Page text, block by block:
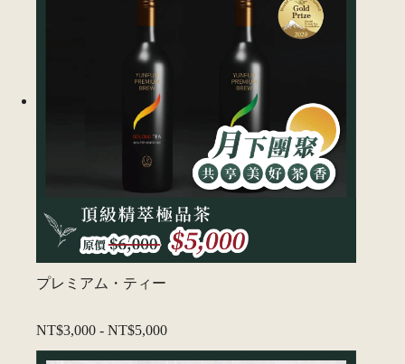
プレミアム・ティー
NT$3,000 - NT$5,000